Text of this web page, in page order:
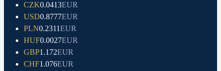
CZK0.0413EUR
USD0.8777EUR
PLN0.2311EUR
HUF0.0027EUR
GBP1.172EUR
CHF1.076EUR